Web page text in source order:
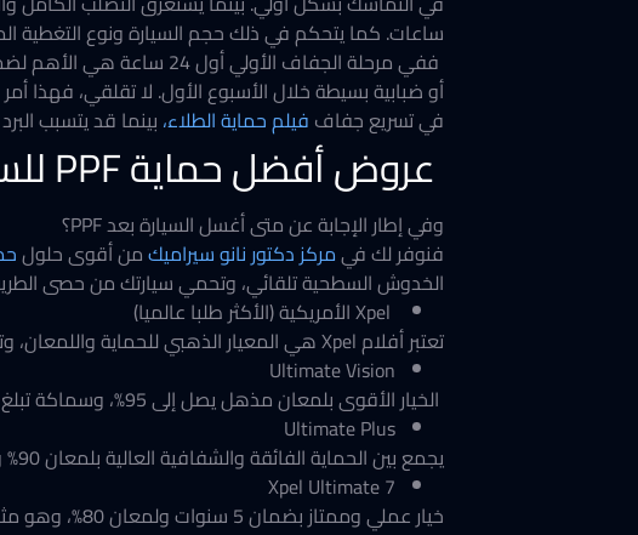
ساعات. كما يتحكم في ذلك حجم السيارة ونوع التغطية
ففي ​مرحلة الجفاف
أو ضبابية بسيطة خلال الأسبوع الأول. لا تقلقي، فهذا
في تسريع جفاف فيلم حماية الطلاء، بينما قد يتسبب
عروض أفضل حماية PPF للسيارات
وفي إطار الإجابة عن متى أغسل السيارة بعد PPF؟
ف​نوفر لك فيمركز دكتور نانو سيراميكمن أقوى حلول
الخدوش السطحية تلقائي، وتحمي سيارتك من حصى
​تعتبر أفلام Xpel هي المعيار الذهبي للحماية واللمعان، وتأتي بخيارات متنوعة تناسب احتياجك.
​Ultimate Vision
الخيار الأقوى بلمعان مذهل يصل إلى 95%، وسماكة تبلغ 210 ميكرون، مع ضمان لمدة 10 سنوات.
​Ultimate Plus
يجمع بين الحماية الفائقة والشفافية العالية بلمعان 90% وسماكة 200 ميكرون، وضمان 10 سنوات.
​Xpel Ultimate 7
خيار عملي وممتاز بضمان 5 سنوات ولمعان 80%، وهو مثالي لمن يبحث عن جودة Xpel بسعر منافس.